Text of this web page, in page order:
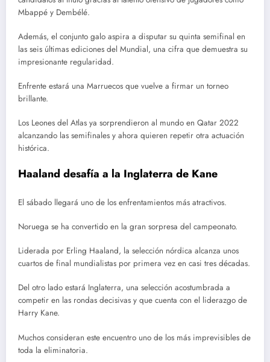
Mbappé y Dembélé.
Además, el conjunto galo aspira a disputar su quinta semifinal en
las seis últimas ediciones del Mundial, una cifra que demuestra su
impresionante regularidad.
Enfrente estará una Marruecos que vuelve a firmar un torneo
brillante.
Los Leones del Atlas ya sorprendieron al mundo en Qatar 2022
alcanzando las semifinales y ahora quieren repetir otra actuación
histórica.
Haaland desafía a la Inglaterra de Kane
El sábado llegará uno de los enfrentamientos más atractivos.
Noruega se ha convertido en la gran sorpresa del campeonato.
Liderada por Erling Haaland, la selección nórdica alcanza unos
cuartos de final mundialistas por primera vez en casi tres décadas.
Del otro lado estará Inglaterra, una selección acostumbrada a
competir en las rondas decisivas y que cuenta con el liderazgo de
Harry Kane.
Muchos consideran este encuentro uno de los más imprevisibles de
toda la eliminatoria.